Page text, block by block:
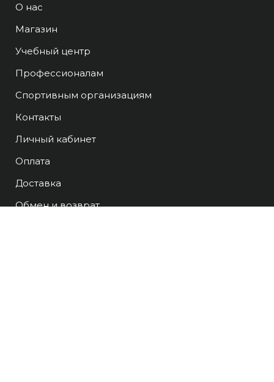
О нас
Магазин
Учебный центр
Профессионалам
Спортивным организациям
Контакты
Личный кабинет
Оплата
Доставка
Обмен и возврат